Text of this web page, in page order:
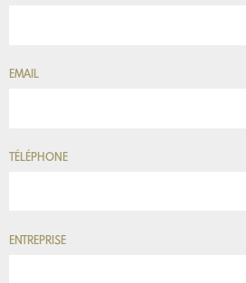
EMAIL
TÉLÉPHONE
ENTREPRISE